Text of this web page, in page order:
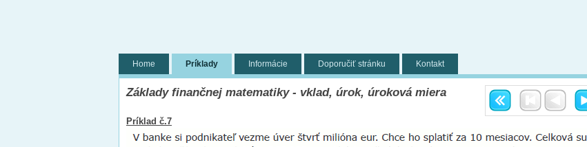
Home Príklady Informácie Doporučiť stránku Kontakt
Základy finančnej matematiky - vklad, úrok, úroková miera
Príklad č.7